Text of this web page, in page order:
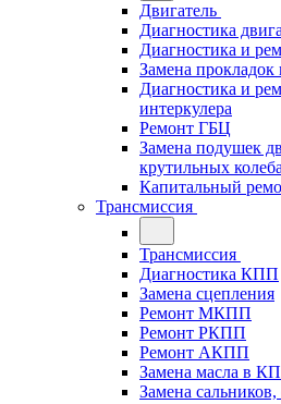
Двигатель
Диагностика
Диагностика и
Замена прокладок
Диагностика и
интеркулера
Ремонт ГБЦ
Замена подушек
крутильных
Капитальный
Трансмиссия
Трансмиссия
Диагностика КПП
Замена сцепления
Ремонт МКПП
Ремонт РКПП
Ремонт АКПП
Замена масла в
Замена